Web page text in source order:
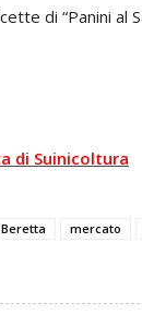
di “Panini al
di Suinicoltura
mercato